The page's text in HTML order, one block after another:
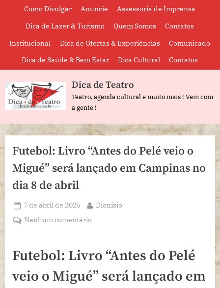
Como Divulgar Anuncie
Assessoria de Imprensa
Dica de Lazer & Turismo
Quem Somos
Contatos
Institucional
Dica de Ofertas & Experiências
Comunicado
Dica de Saúde & Bem Estar
Dica Cultural Contatos
Dica de Teatro
Teatro, agenda cultural e muito mais ! Vem com
a gente !
Futebol: Livro “Antes do Pelé veio o
Migué” será lançado em Campinas no
dia 8 de abril
Posted
on
7 de abril de 2025 By
Dionísio
Nenhum comentário
“Antes
Pelé
Futebol: Livro “Antes do Pelé
veio o Migué” será lançado em